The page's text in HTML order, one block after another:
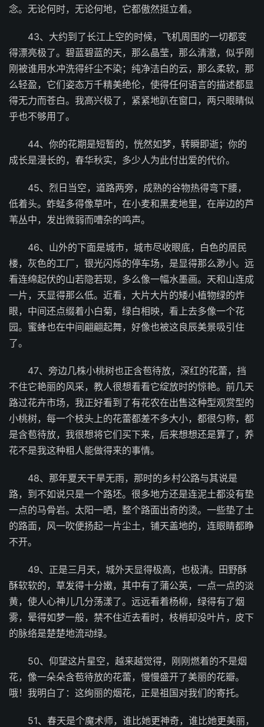
念。无论何时，无论何地，它都傲然挺立着。
43、大约到了长江上空的时候，飞机周围的一切都变
得漂亮极了。碧蓝碧蓝的天，那么晶莹，那么清澈，似乎刚
刚被谁用水冲洗得纤尘不染；纯净洁白的云，那么柔软，那
么轻盈，它们姿态万千精美绝伦，使得任何语言的描述都显
得无力而苍白。我高兴极了，紧紧地趴在窗口，两只眼睛似
乎也不够用了。
44、你的花期是短暂的，恍然如梦，转瞬即逝；你的
成长是漫长的，春华秋实，多少人为此付出爱的代价。
45、烈日当空，道路两旁，成熟的谷物热得弯下腰，
低着头。蚱蜢多得像草叶，在小麦和黑麦地里，在岸边的芦
苇丛中，发出微弱而嘈杂的鸣声。
46、山外的下面是城市，城市尽收眼底，白色的居民
楼，灰色的工厂，银光闪烁的停车场，是显得那么渺小。远
看连绵起伏的山若隐若现，多么像一幅水墨画。天和山连成
一片，天显得那么低。近看，大片大片的矮小植物绿的炸
眼，中间还点缀着小白菊，绿白相映，看上去多像一个花
园。蜜蜂也在中间翩翩起舞，好像也被这良辰美景吸引住
了。
47、旁边几株小桃树也正含苞待放，深红的花蕾，挡
不住它艳丽的风采，教人很想看看它绽放时的惊艳。前几天
路过花卉市场，我正好看到了有花农在出售这种型观赏型的
小桃树，每一个枝头上的花蕾都差不多大小，都很匀称，都
是含苞待放，我很想将它们买下来，后来想想还是算了，养
花不是我这种粗人能做得来的事情。
48、那年夏天干旱无雨，那时的乡村公路与其说是
路，到不如说只是一个路坯。很多地方还是连泥土都没有垫
一点的马骨岩。太阳一晒，整个路面出奇的烫。一些垫了土
的路面，风一吹便扬起一片尘土，铺天盖地的，连眼睛都睁
不开。
49、正是三月天，城外天显得极高，也极清。田野酥
酥软软的，草发得十分嫩，其中有了蒲公英，一点一点的淡
黄，使人心神儿几分荡漾了。远远看着杨柳，绿得有了烟
雾，晕得如梦一般，禁不住近去看时，枝梢却没叶片，皮下
的脉络是楚楚地流动绿。
50、仰望这片星空，越来越觉得，刚刚燃着的不是烟
花，像一朵朵含苞待放的花蕾，慢慢盛开了美丽的花瓣。
哦！我明白了：这绚丽的烟花，正是祖国对我们的寄托。
51、春天是个魔术师，谁比她更神奇，谁比她更美丽，